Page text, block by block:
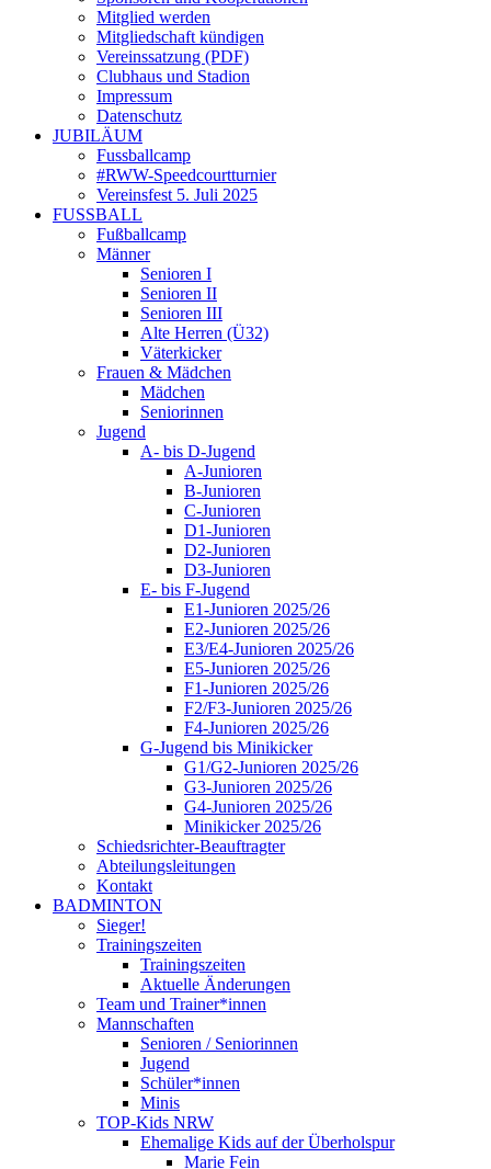
Mitglied werden
Mitgliedschaft kündigen
Vereinssatzung (PDF)
Clubhaus und Stadion
Impressum
Datenschutz
JUBILÄUM
Fussballcamp
#RWW-Speedcourtturnier
Vereinsfest 5. Juli 2025
FUSSBALL
Fußballcamp
Männer
Senioren I
Senioren II
Senioren III
Alte Herren (Ü32)
Väterkicker
Frauen & Mädchen
Mädchen
Seniorinnen
Jugend
A- bis D-Jugend
A-Junioren
B-Junioren
C-Junioren
D1-Junioren
D2-Junioren
D3-Junioren
E- bis F-Jugend
E1-Junioren 2025/26
E2-Junioren 2025/26
E3/E4-Junioren 2025/26
E5-Junioren 2025/26
F1-Junioren 2025/26
F2/F3-Junioren 2025/26
F4-Junioren 2025/26
G-Jugend bis Minikicker
G1/G2-Junioren 2025/26
G3-Junioren 2025/26
G4-Junioren 2025/26
Minikicker 2025/26
Schiedsrichter-Beauftragter
Abteilungsleitungen
Kontakt
BADMINTON
Sieger!
Trainingszeiten
Trainingszeiten
Aktuelle Änderungen
Team und Trainer*innen
Mannschaften
Senioren / Seniorinnen
Jugend
Schüler*innen
Minis
TOP-Kids NRW
Ehemalige Kids auf der Überholspur
Marie Fein